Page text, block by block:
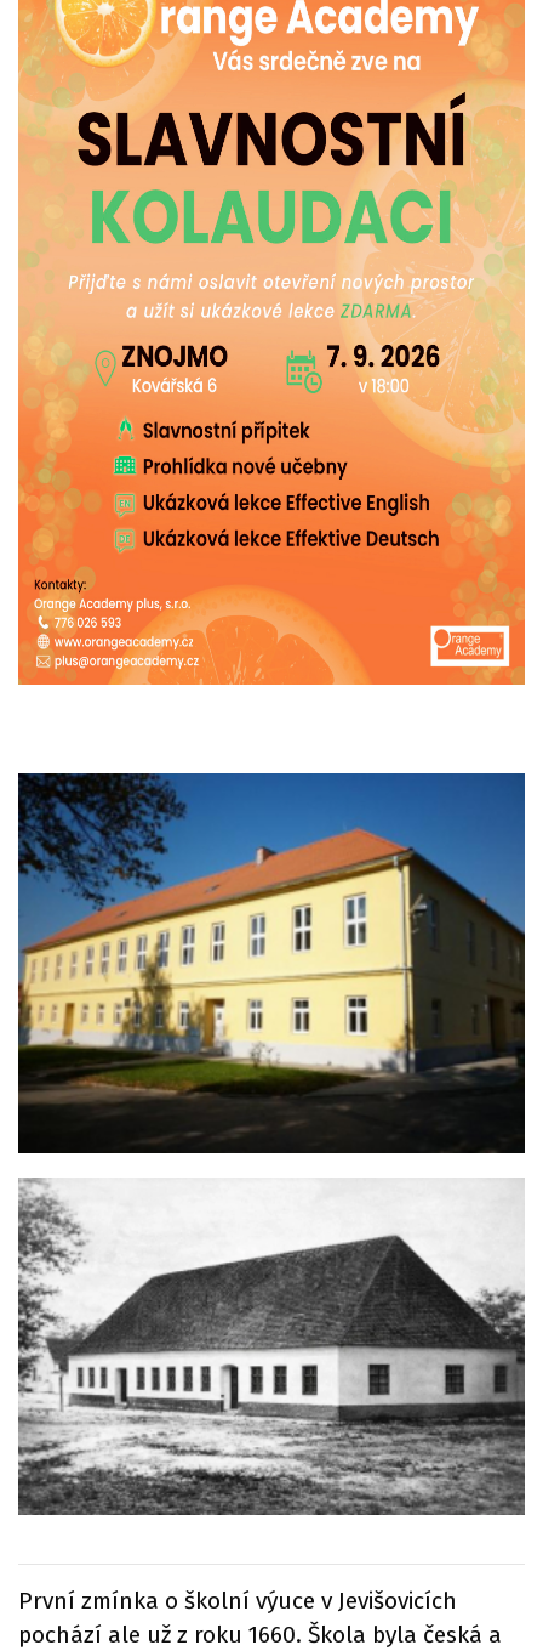
První zmínka o školní výuce v Jevišovicích
pochází ale už z roku 1660. Škola byla česká a